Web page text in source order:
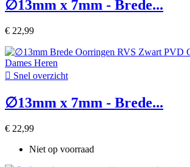
∅13mm x 7mm - Brede...
€ 22,99
 Snel overzicht
∅13mm x 7mm - Brede...
€ 22,99
Niet op voorraad